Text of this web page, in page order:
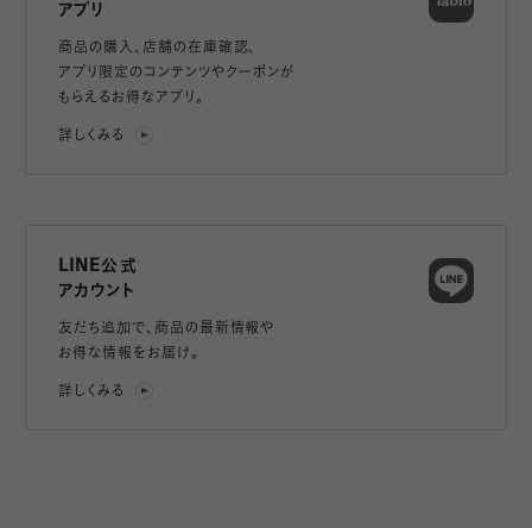
アプリ
商品の購入、店舗の在庫確認、
アプリ限定のコンテンツやクーポンが
もらえるお得なアプリ。
詳しくみる
LINE公式
アカウント
友だち追加で、 商品の最新情報や
お得な情報をお届け。
詳しくみる